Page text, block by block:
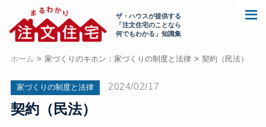
ザ・ハウスが提供する
「注文住宅のことなら
何でもわかる」知識集
ホーム 家づくりのキホン：家づくりの制度と法律 契約（民法）
家づくりの制度と法律 2024/02/17
契約（民法）